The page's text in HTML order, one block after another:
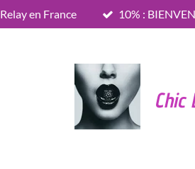
en France 10% :
Chic